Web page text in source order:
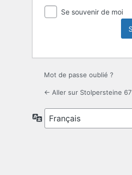
Se souvenir de moi
Mot de passe oublié ?
← Aller sur Stolpersteine 67
Langue